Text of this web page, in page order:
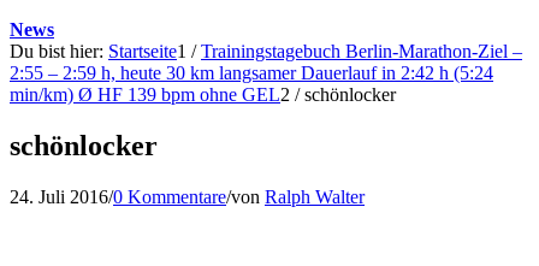
News
Du bist hier: Startseite1 / Trainingstagebuch Berlin-Marathon-Ziel –
2:55 – 2:59 h, heute 30 km langsamer Dauerlauf in 2:42 h (5:24
min/km) Ø HF 139 bpm ohne GEL2 / schönlocker
schönlocker
24. Juli 2016/0 Kommentare/von Ralph Walter